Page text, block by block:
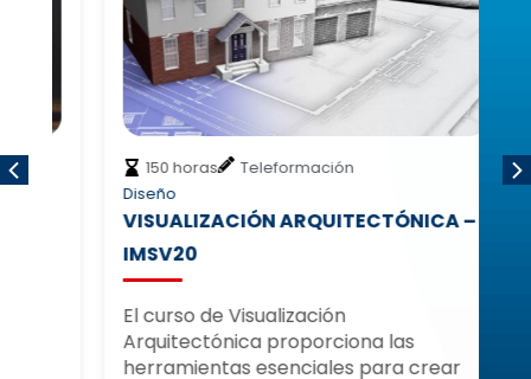
150 horas
Teleformación
Diseño
VISUALIZACIÓN ARQUITECTÓNICA –
IMSV20
El curso de Visualización
Arquitectónica proporciona las
herramientas esenciales para crear